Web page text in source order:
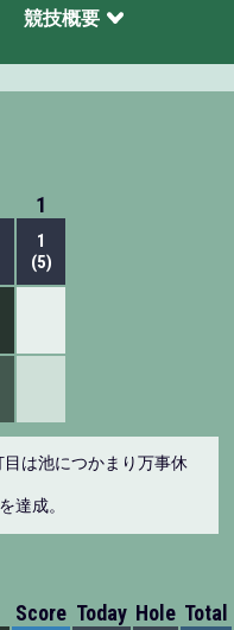
競技概要
1
1
(5)
は池につかまり万事休
達成。
Score Today Hole Total